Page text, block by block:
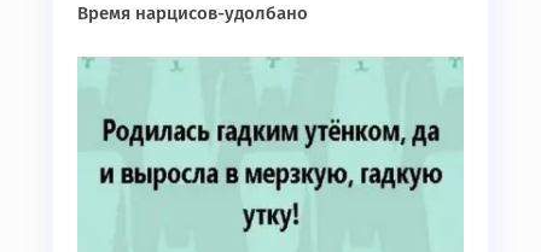
Время нарцисов-удолбано